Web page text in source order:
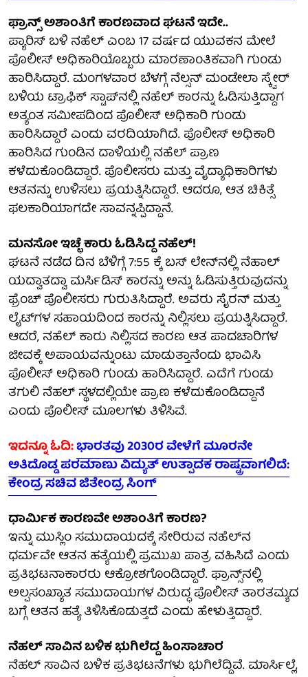
ಫ್ರಾನ್ಸ್ ಅಶಾಂತಿಗೆ ಕಾರಣವಾದ ಘಟನೆ ಇದೇ..
ಪ್ಯಾರಿಸ್ ಬಳಿ ನಹೆಲ್ ಎಂಬ 17 ವರ್ಷದ ಯುವಕನ ಮೇಲೆ
ಪೊಲೀಸ್ ಅಧಿಕಾರಿಯೊಬ್ಬರು ಮಾರಣಾಂತಿಕವಾಗಿ ಗುಂಡು
ಹಾರಿಸಿದ್ದಾರೆ. ಮಂಗಳವಾರ ಬೆಳಗ್ಗೆ ನೆಲ್ಸನ್ ಮಂಡೇಲಾ ಸ್ಕ್ವೇರ್
ಬಳಿಯ ಟ್ರಾಫಿಕ್ ಸ್ಟಾಪ್‌ನಲ್ಲಿ ನಹೆಲ್ ಕಾರನ್ನು ಓಡಿಸುತ್ತಿದ್ದಾಗ
ಅತ್ಯಂತ ಸಮೀಪದಿಂದ ಪೊಲೀಸ್ ಅಧಿಕಾರಿ ಗುಂಡು
ಹಾರಿಸಿದ್ದಾರೆ ಎಂದು ವರದಿಯಾಗಿದೆ. ಪೊಲೀಸ್‌ ಅಧಿಕಾರಿ
ಹಾರಿಸಿದ ಗುಂಡಿನ ದಾಳಿಯಲ್ಲಿ ನಹೆಲ್‌ ಪ್ರಾಣ
ಕಳೆದುಕೊಂಡಿದ್ದಾರೆ. ಪೊಲೀಸರು ಮತ್ತು ವೈದ್ಯಾಧಿಕಾರಿಗಳು
ಆತನನ್ನು ಉಳಿಸಲು ಪ್ರಯತ್ನಿಸಿದ್ದಾರೆ. ಆದರೂ, ಆತ ಚಿಕಿತ್ಸೆ
ಫಲಕಾರಿಯಾಗದೇ ಸಾವನ್ನಪ್ಪಿದ್ದಾನೆ.
ಮನಸೋ ಇಚ್ಛೆ ಕಾರು ಓಡಿಸಿದ್ದ ನಹೆಲ್!
ಘಟನೆ ನಡೆದ ದಿನ ಬೆಳಿಗ್ಗೆ 7:55 ಕ್ಕೆ ಬಸ್ ಲೇನ್‌ನಲ್ಲಿ ನೆಹಾಲ್
ಯದ್ವಾತದ್ವಾ ಮರ್ಸಿಡಿಸ್ ಕಾರನ್ನು ಅನ್ನು ಓಡಿಸುತ್ತಿರುವುದನ್ನು
ಫ್ರೆಂಚ್ ಪೊಲೀಸರು ಗುರುತಿಸಿದ್ದಾರೆ. ಅವರು ಸೈರನ್ ಮತ್ತು
ಲೈಟ್‌ಗಳ ಸಹಾಯದಿಂದ ಕಾರನ್ನು ನಿಲ್ಲಿಸಲು ಪ್ರಯತ್ನಿಸಿದ್ದಾರೆ.
ಆದರೆ, ನಹೆಲ್‌ ಕಾರು ನಿಲ್ಲಿಸದ ಕಾರಣ ಆತ ಪಾದಚಾರಿಗಳ
ಜೀವಕ್ಕೆ ಅಪಾಯವನ್ನುಂಟು ಮಾಡುತ್ತಾನೆಂದು ಭಾವಿಸಿ
ಪೊಲೀಸ್‌ ಅಧಿಕಾರಿ ಗುಂಡು ಹಾರಿಸಿದ್ದಾರೆ. ಎದೆಗೆ ಗುಂಡು
ತಗುಲಿ ನೆಹಲ್ ಸ್ಥಳದಲ್ಲಿಯೇ ಪ್ರಾಣ ಕಳೆದುಕೊಂಡಿದ್ದಾನೆ
ಎಂದು ಪೊಲೀಸ್ ಮೂಲಗಳು ತಿಳಿಸಿವೆ.
ಇದನ್ನೂ ಓದಿ:ಭಾರತವು 2030ರ ವೇಳೆಗೆ ಮೂರನೇ
ಅತಿದೊಡ್ಡ ಪರಮಾಣು ವಿದ್ಯುತ್ ಉತ್ಪಾದಕ ರಾಷ್ಟ್ರವಾಗಲಿದೆ:
ಕೇಂದ್ರ ಸಚಿವ ಜಿತೇಂದ್ರ ಸಿಂಗ್
ಧಾರ್ಮಿಕ ಕಾರಣವೇ ಅಶಾಂತಿಗೆ ಕಾರಣ?
ಇನ್ನು ಮುಸ್ಲಿಂ ಸಮುದಾಯದಕ್ಕೆ ಸೇರಿರುವ ನಹೆಲ್‌ನ
ಧರ್ಮವೇ ಆತನ ಹತ್ಯೆಯಲ್ಲಿ ಪ್ರಮುಖ ಪಾತ್ರ ವಹಿಸಿದೆ ಎಂದು
ಪ್ರತಿಭಟನಾಕಾರರು ಆಕ್ರೋಶಗೊಂಡಿದ್ದಾರೆ. ಫ್ರಾನ್ಸ್‌ನಲ್ಲಿ
ಅಲ್ಪಸಂಖ್ಯಾತ ಸಮುದಾಯಗಳ ವಿರುದ್ಧ ಪೊಲೀಸ್ ತಾರತಮ್ಯದ
ಬಗ್ಗೆ ಆತನ ಹತ್ಯೆ ತಿಳಿಸಿಕೊಡುತ್ತದೆ ಎಂದು ಹೇಳುತ್ತಿದ್ದಾರೆ.
ನೆಹಲ್‌ ಸಾವಿನ ಬಳಿಕ ಭುಗಿಲೆದ್ದ ಹಿಂಸಾಚಾರ
ನೆಹಲ್‌ ಸಾವಿನ ಬಳಿಕ ಪ್ರತಿಭಟನೆಗಳು ಭುಗಿಲೆದ್ದಿವೆ. ಮಾರ್ಸಿಲ್ಲೆ,